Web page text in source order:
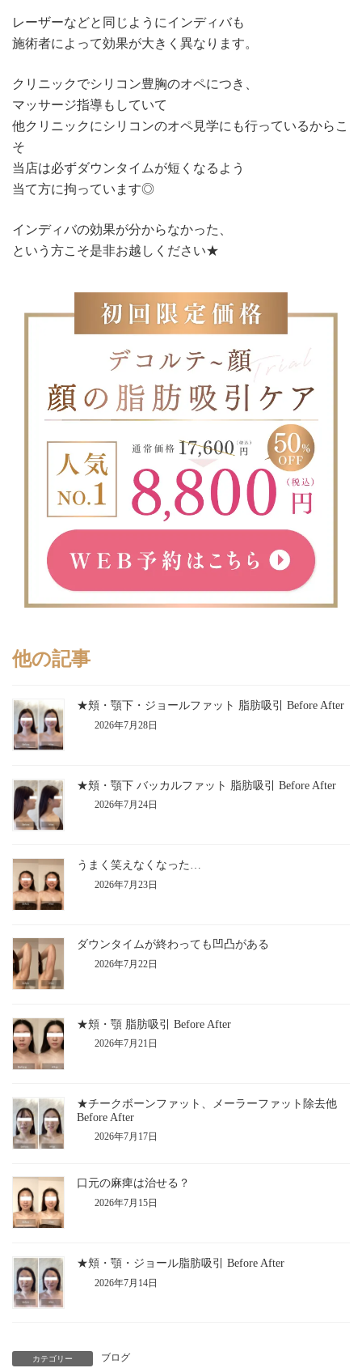
レーザーなどと同じようにインディバも
施術者によって効果が大きく異なります。
クリニックでシリコン豊胸のオペにつき、
マッサージ指導もしていて
他クリニックにシリコンのオペ見学にも行っているからこ
そ
当店は必ずダウンタイムが短くなるよう
当て方に拘っています◎
インディバの効果が分からなかった、
という方こそ是非お越しください★
他の記事
★頬・顎下・ジョールファット 脂肪吸引 Before After
2026年7月28日
★頬・顎下 バッカルファット 脂肪吸引 Before After
2026年7月24日
うまく笑えなくなった…
2026年7月23日
ダウンタイムが終わっても凹凸がある
2026年7月22日
★頬・顎 脂肪吸引 Before After
2026年7月21日
★チークボーンファット、メーラーファット除去他
Before After
2026年7月17日
口元の麻痺は治せる？
2026年7月15日
★頬・顎・ジョール脂肪吸引 Before After
2026年7月14日
カテゴリー ブログ